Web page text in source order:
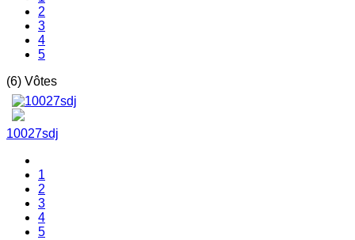
2
3
4
5
(6) Vôtes
10027sdj
1
2
3
4
5